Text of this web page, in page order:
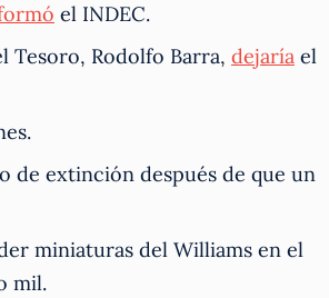
el INDEC.
Tesoro, Rodolfo Barra, dejaría el
de extinción después de que un
miniaturas del Williams en el
mil.